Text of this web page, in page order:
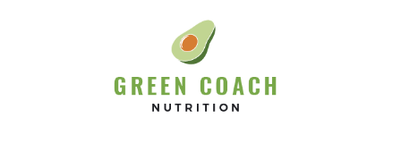
GCN